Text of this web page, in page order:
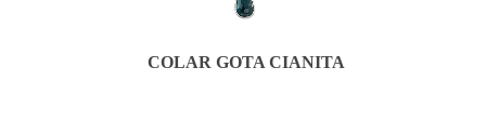
COLAR GOTA CIANITA